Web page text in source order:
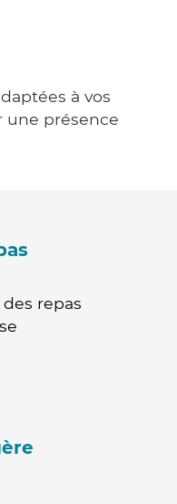
à vos
une présence
repas